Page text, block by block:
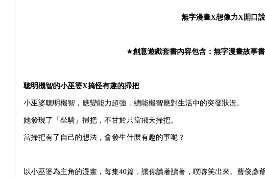
無字漫畫X想像力X開口說
★創意遊戲套書內容包含：無字漫畫故事
聰明機智的小巫婆X搞怪有趣的掃把
小巫婆聰明機智，應變能力超強，總能機智應對生活中的突發狀況。
她發現了「坐騎」掃把，不甘於只當飛天掃把。
當掃把有了自己的想法，會發生什麼有趣的事呢？
以小巫婆為主角的漫畫，每集40篇，讓你讀著讀著，噗哧笑出來。曹俊